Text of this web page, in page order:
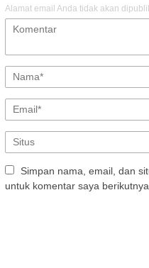
Alamat email Anda tidak akan
Simpan nama, email, dan
untuk komentar saya